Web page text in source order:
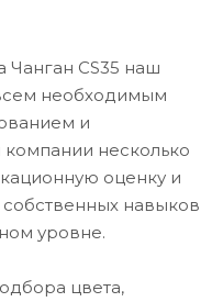
Чанган CS35 наш
необходимым
и
несколько
оценку и
навыков
уровне.
цвета,